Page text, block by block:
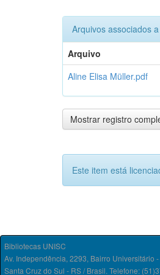
Arquivos associados
Arquivo
Aline Elisa Müller.pdf
Mostrar registro
Este item está
Bibliotecas UNISC
Av. Independência, 2293, Bairro Universitário
Santa Cruz do Sul - RS / Brasil. Telefone: